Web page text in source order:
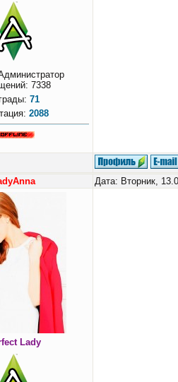
7338
71
2088
Дата: Вторник,
Lady